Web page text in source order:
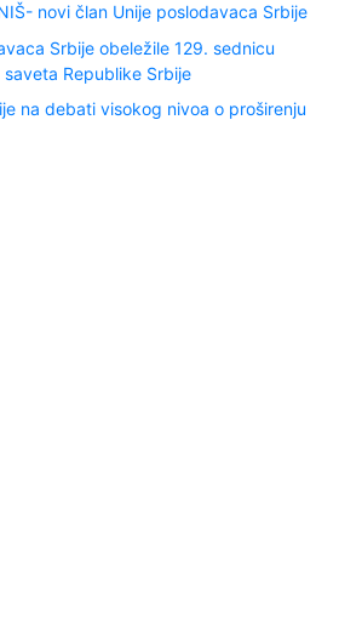
NIŠ- novi član Unije poslodavaca Srbije
Srbije obeležile 129. sednicu
Republike Srbije
na debati visokog nivoa o proširenju